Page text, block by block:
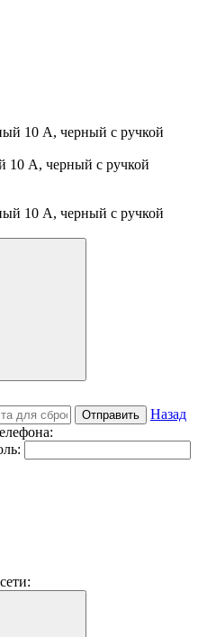
10 A, черный с ручкой
Отправить
Назад